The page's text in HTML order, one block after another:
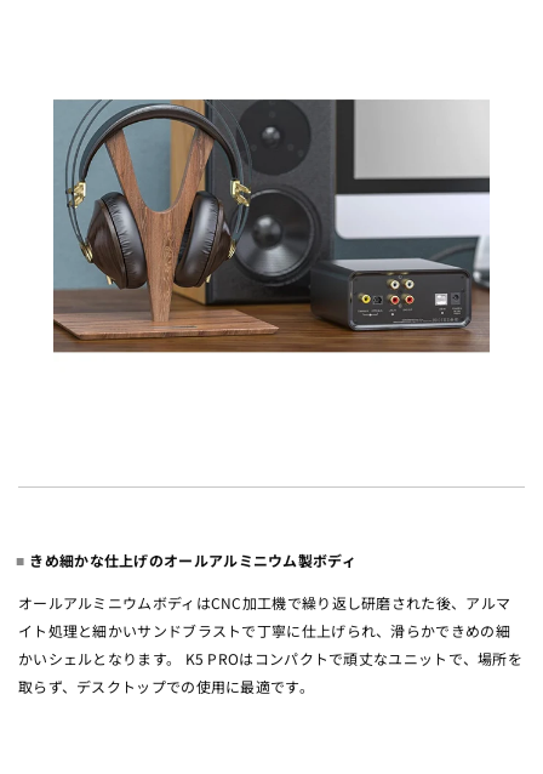
きめ細かな仕上げのオールアルミニウム製ボディ
オールアルミニウムボディはCNC加工機で繰り返し研磨された後、アルマ
イト処理と細かいサンドブラストで丁寧に仕上げられ、滑らかできめの細
かいシェルとなります。 K5 PROはコンパクトで頑丈なユニットで、場所を
取らず、デスクトップでの使用に最適です。